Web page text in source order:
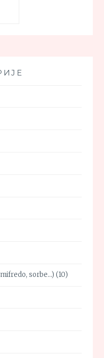
sorbe…) (10)